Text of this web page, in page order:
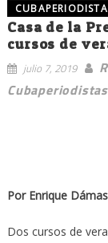
Casa de la
cursos de
julio 7, 2019
Cubaperiodistas
Por Enrique
Dos cursos de